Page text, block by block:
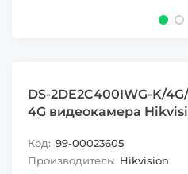
DS-2DE2C400IWG-K/
4G видеокамера
Код: 99-00023605
Производитель: Hikvision